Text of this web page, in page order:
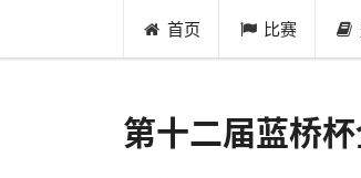
首页 比赛
第十二届蓝桥